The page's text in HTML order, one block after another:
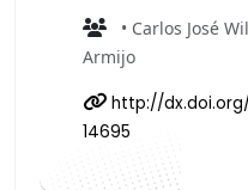
• Carlos José
Armijo
http://dx.doi.org/
14695